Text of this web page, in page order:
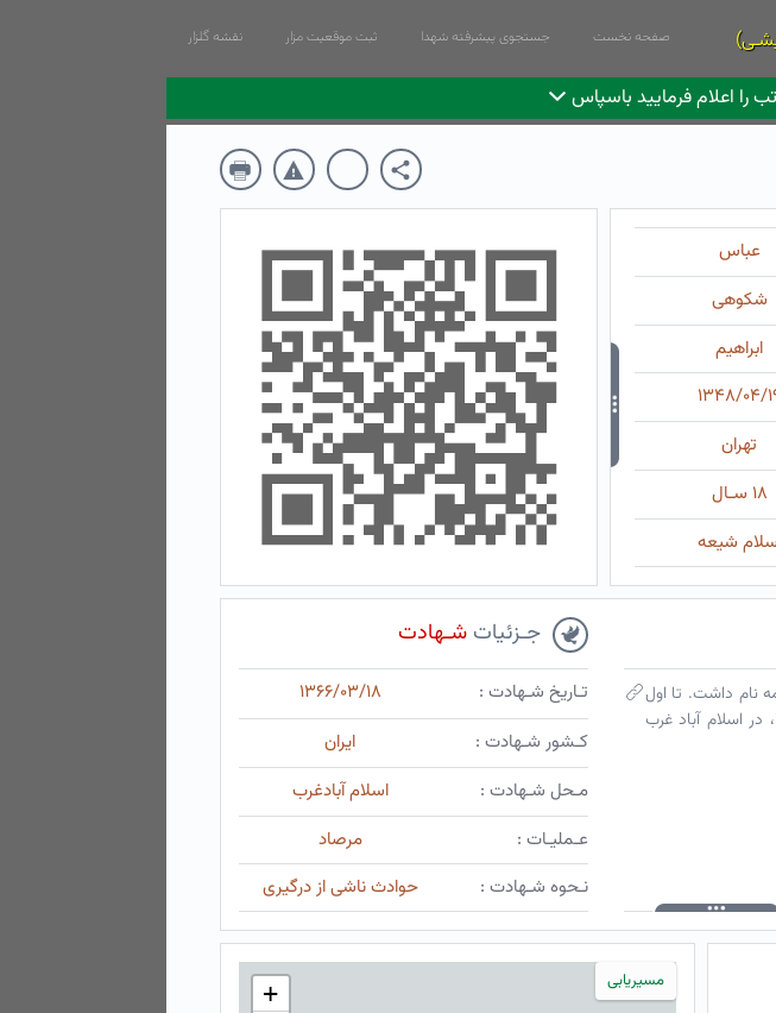
صفحه نخست جستجوی پیشرفته شهدا ثبت موقعیت مزار نقشه گلزار
را اعلام فرمایید باسپاس
عباس
شکوهی
ابراهیم
۰۴/۱۹
تهران
۱۸ سـال
شیعه
نام داشت. تا اول
راهنمایی درس خواند. از سوی سپاه پاسداران در جبهه حضور یافت. هجدهم خرداد ۱۳۶۶، در اسلام آباد غرب
جـزئیاتشـهادت
تـاریخ شـهادت :
۱۳۶۶/۰۳/۱۸
کـشور شـهادت :
ایران
مـحل شـهادت :
اسلام آبادغرب
عـملیـات :
مرصاد
نـحوه شـهادت :
حوادث ناشی از درگیری
مسیریابی
+